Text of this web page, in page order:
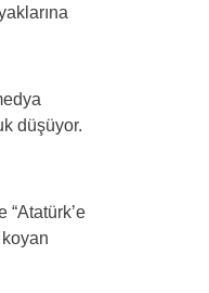
düşüyor.
“Atatürk’e